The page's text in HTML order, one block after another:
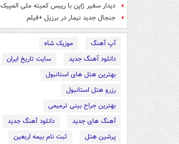
دیدار سفیر ژاپن با رییس کمیته ملی المپیک
جنجال جدید نیمار در برزیل +فیلم
آپ آهنگ
موزیک شاه
دانلود آهنگ جدید
سایت تاریخ ایران
بهترین هتل های استانبول
رزرو هتل استانبول
بهترین جراح بینی ترمیمی
آهنگ های جدید
دانلود آهنگ جدید
پرشین هتل
ثبت نام بیمه اربعین